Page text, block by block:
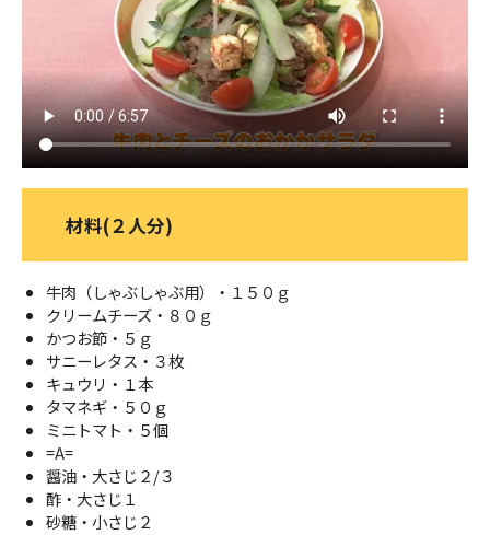
ＹＢＣオンデマンド
やまがた情熱市場
材料(２人分)
牛肉（しゃぶしゃぶ用）・１５０ｇ
クリームチーズ・８０ｇ
かつお節・５ｇ
サニーレタス・３枚
キュウリ・１本
タマネギ・５０ｇ
ミニトマト・５個
=A=
醤油・大さじ２/３
酢・大さじ１
砂糖・小さじ２